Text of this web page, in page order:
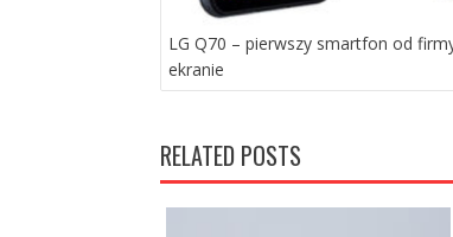
LG Q70 – pierwszy smartfon od
ekranie
RELATED POSTS